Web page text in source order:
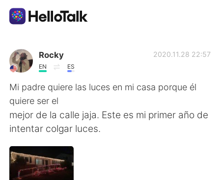
Aplicativo de troca de idioma
AI Grammar Checker
Português
English
繁體中文
Rocky
EN ES
2020.11.28 22:57
Mi padre quiere las luces en mi casa porque él
quiere ser el
mejor de la calle jaja. Este es mi primer año de
intentar colgar luces.